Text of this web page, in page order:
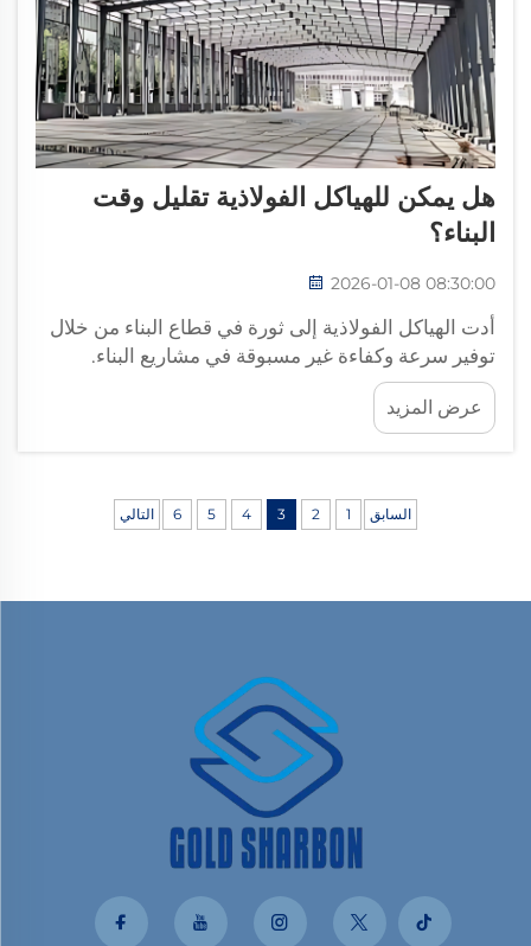
هل يمكن للهياكل الفولاذية تقليل وقت
البناء؟
2026-01-08 08:30:00
أدت الهياكل الفولاذية إلى ثورة في قطاع البناء من خلال
توفير سرعة وكفاءة غير مسبوقة في مشاريع البناء.
وتتطلب مشاريع البناء الحديثة إنجازًا أسرع للمشاريع مع
الحفاظ في الوقت نفسه على السلامة الإنشائية والكفاءة
التكلفة...
عرض المزيد
السابق 1
2
3
4
5
6 التالي